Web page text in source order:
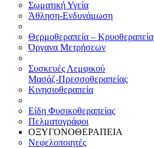
Σωματική Υγεία
Άθληση-Ενδυνάμωση
Θερμοθεραπεία – Κρυοθεραπεία
Όργανα Μετρήσεων
Συσκευές Λεμφικού
Μασάζ-Πρεσσοθεραπείας
Κινησιοθεραπεία
Είδη Φυσικοθεραπείας
Πελματογράφοι
ΟΞΥΓΟΝΟΘΕΡΑΠΕΙΑ
Νεφελοποιητές